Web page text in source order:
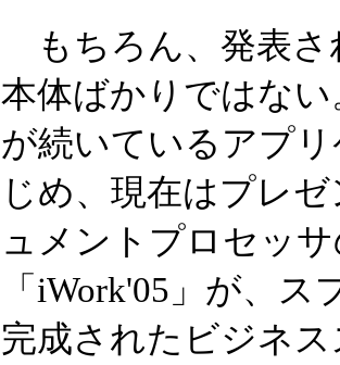
もちろん、発表さ
本体ばかりではな
が続いているアプ
じめ、現在はプレ
ュメントプロセッ
「iWork'05」が、
完成されたビジネ